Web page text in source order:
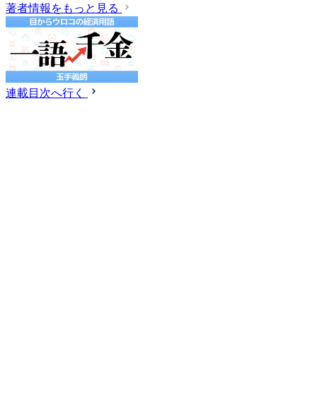
著者情報をもっと見る
連載目次へ行く